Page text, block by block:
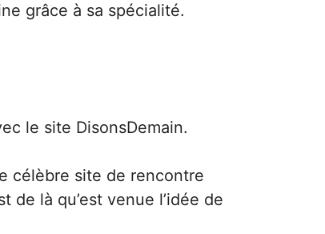
grâce à sa spécialité.
le site DisonsDemain.
célèbre site de rencontre
là qu’est venue l’idée de